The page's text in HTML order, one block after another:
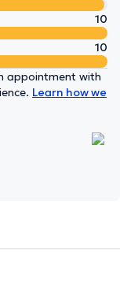
10
10
appointment with
Learn how we